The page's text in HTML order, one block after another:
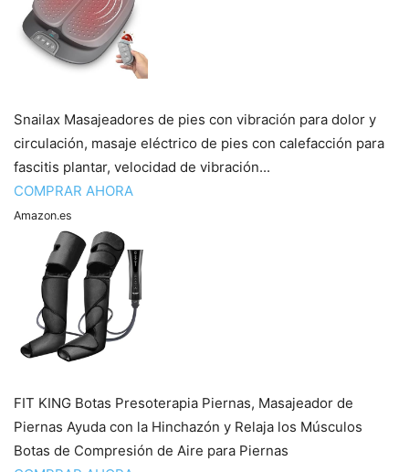
Snailax Masajeadores de pies con vibración para dolor y
circulación, masaje eléctrico de pies con calefacción para
fascitis plantar, velocidad de vibración...
COMPRAR AHORA
Amazon.es
FIT KING Botas Presoterapia Piernas, Masajeador de
Piernas Ayuda con la Hinchazón y Relaja los Músculos
Botas de Compresión de Aire para Piernas